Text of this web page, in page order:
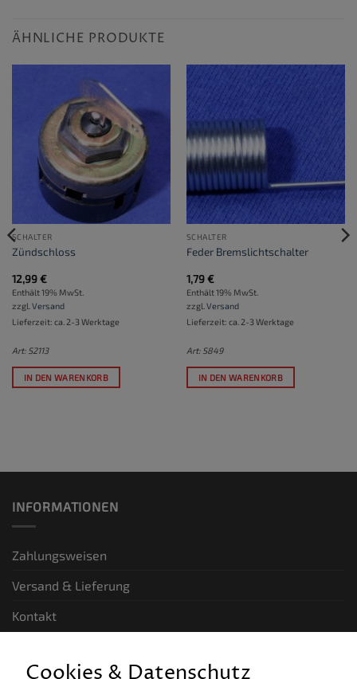
ÄHNLICHE PRODUKTE
SCHALTER
Zündschloss
12,99€
Enthält 19% MwSt.
zzgl. Versand
Lieferzeit: ca. 2-3 Werktage
Art: S2113
IN DEN WARENKORB
SCHALTER
Feder Bremslichtschalter
1,79€
Enthält 19% MwSt.
zzgl. Versand
Lieferzeit: ca. 2-3 Werktage
Art: S849
IN DEN WARENKORB
INFORMATIONEN
Zahlungsweisen
Versand & Lieferung
Kontakt
Cookies & Datenschutz